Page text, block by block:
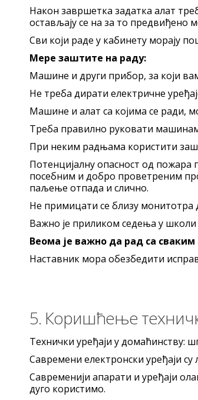
Након завршетка задатка алат
остављају се на за то предвиђено
Сви који раде у кабинету морају
Мере заштите на раду:
Машине и други прибор, за који
Не треба дирати електричне
Машине и алат са којима се ради,
Треба правилно руковати
При неким радњама користити
Потенцијалну опасност од пожара
посебним и добро проветреним
паљење отпада и слично.
Не примицати се близу монитотра
Важно је приликом седења у
Веома је важно да рад са
Наставник мора обезбедити
5. Коришћење
Технички уређаји у домаћинству:
Савремени електронски уређаји
Савременији апарати и уређаји
дуго користимо.